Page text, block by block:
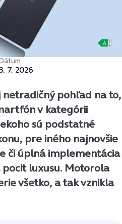
7. 2026
pohľad na to,
v kategórii
sú podstatné
pre iného najnovšie
či úplná implementácia
luxusu. Motorola
všetko, a tak vznikla